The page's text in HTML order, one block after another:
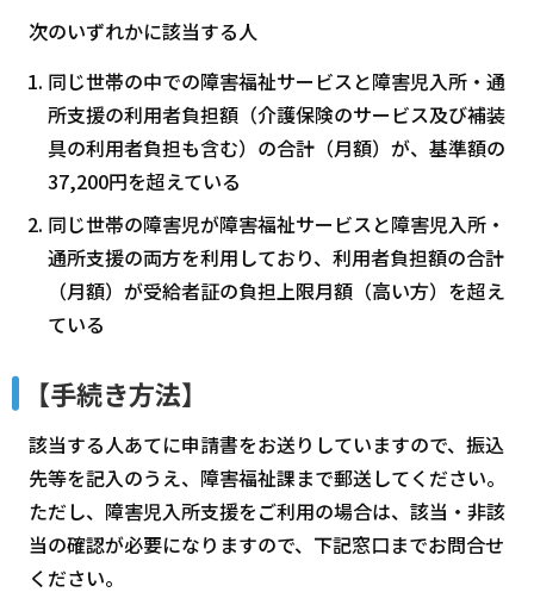
次のいずれかに該当する人
同じ世帯の中での障害福祉サービスと障害児入所・通
所支援の利用者負担額（介護保険のサービス及び補装
具の利用者負担も含む）の合計（月額）が、基準額の
37,200円を超えている
同じ世帯の障害児が障害福祉サービスと障害児入所・
通所支援の両方を利用しており、利用者負担額の合計
（月額）が受給者証の負担上限月額（高い方）を超え
ている
【手続き方法】
該当する人あてに申請書をお送りしていますので、振込
先等を記入のうえ、障害福祉課まで郵送してください。
ただし、障害児入所支援をご利用の場合は、該当・非該
当の確認が必要になりますので、下記窓口までお問合せ
ください。